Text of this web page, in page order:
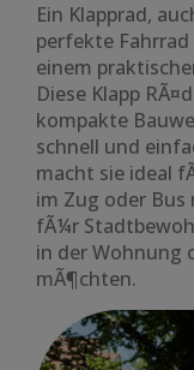
Ein Klapprad,
perfekte
einem
Diese Klapp
kompakte
schnell und
macht sie ideal
im Zug oder
fÃ¼r
in der Wohnung
mÃ¶chten.